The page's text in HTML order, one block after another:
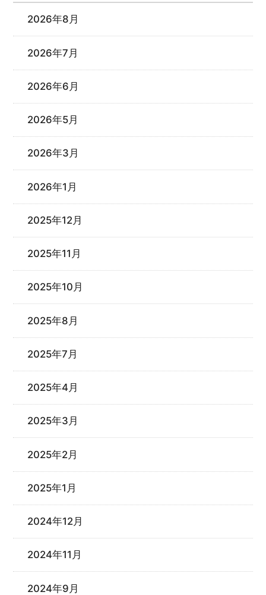
2026年8月
2026年7月
2026年6月
2026年5月
2026年3月
2026年1月
2025年12月
2025年11月
2025年10月
2025年8月
2025年7月
2025年4月
2025年3月
2025年2月
2025年1月
2024年12月
2024年11月
2024年9月